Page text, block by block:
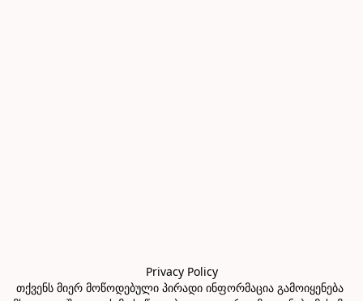
Privacy Policy
თქვენს მიერ მოწოდებული პირადი ინფორმაცია გამოიყენება